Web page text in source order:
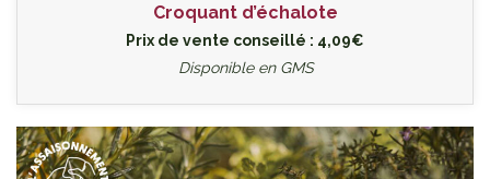
Croquant d’échalote
Prix de vente conseillé : 4,09€
Disponible en GMS